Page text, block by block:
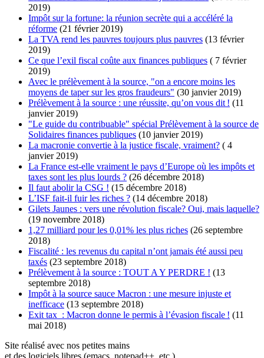
2019)
Impôt sur la fortune: la réunion secrète qui a accéléré la
réforme (21 février 2019)
La TVA rend les pauvres toujours plus pauvres (13 février
2019)
Ce que l’exil fiscal coûte aux finances publiques ( 7 février
2019)
Avec le prélèvement à la source, "on a encore moins les
moyens de taper sur les gros fraudeurs" (30 janvier 2019)
Prélèvement à la source : une réussite, qu’on vous dit ! (11
janvier 2019)
"Le guide du contribuable" spécial Prélèvement à la source de
Solidaires finances publiques (10 janvier 2019)
La macronie convertie à la justice fiscale, vraiment? ( 4
janvier 2019)
La France est-elle vraiment le pays d’Europe où les impôts et
taxes sont les plus lourds ? (26 décembre 2018)
Il faut abolir la CSG ! (15 décembre 2018)
L’ISF fait-il fuir les riches ? (14 décembre 2018)
Gilets Jaunes : vers une révolution fiscale? Oui, mais laquelle?
(19 novembre 2018)
1,27 milliard pour les 0,01% les plus riches (26 septembre
2018)
Fiscalité : les revenus du capital n’ont jamais été aussi peu
taxés (23 septembre 2018)
Prélèvement à la source : TOUT A Y PERDRE ! (13
septembre 2018)
Impôt à la source sauce Macron : une mesure injuste et
inefficace (13 septembre 2018)
Exit tax : Macron donne le permis à l’évasion fiscale ! (11
mai 2018)
Site réalisé avec nos petites mains